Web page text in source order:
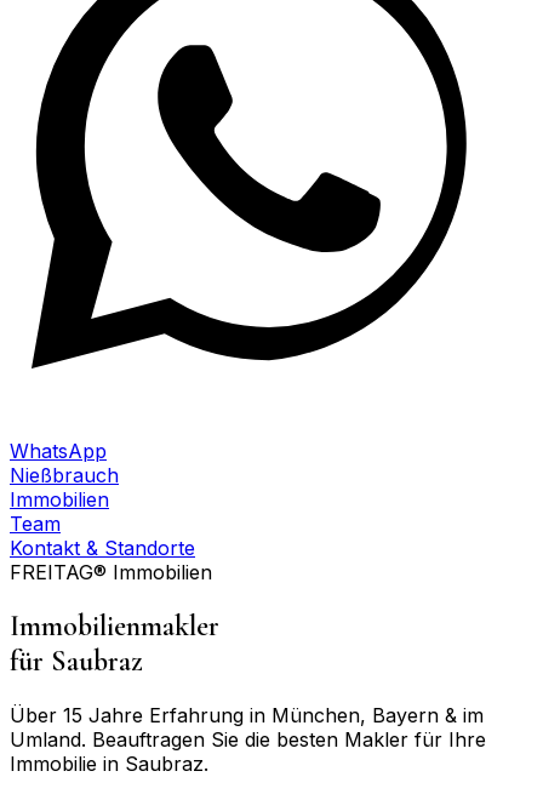
WhatsApp
Nießbrauch
Immobilien
Team
Kontakt & Standorte
FREITAG® Immobilien
Immobilienmakler
für Saubraz
Über 15 Jahre Erfahrung in München, Bayern & im
Umland. Beauftragen Sie die besten Makler für Ihre
Immobilie in Saubraz.